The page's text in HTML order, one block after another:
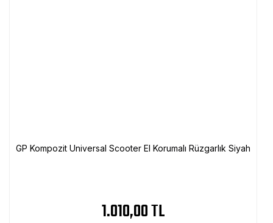
GP Kompozit Universal Scooter El Korumalı Rüzgarlık Siyah
1.010,00 TL